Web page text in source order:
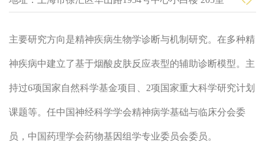
主要研究方向是精神疾病生物学诊断与机制研究。在多种精
神疾病中建立了基于烟酸皮肤反应表型的辅助诊断模型。主
持过6项国家自然科学基金项目、2项国家重大科学研究计划
课题等。任中国神经科学学会精神病学基础与临床分会委
员，中国药理学会药物基因组学专业委员会委员。